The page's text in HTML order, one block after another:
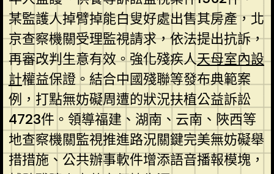
某監護人掉臂掉能白叟好處出售其房產，北
京查察機關受理監視請求，依法提出抗訴，
再審改判生意有效。強化殘疾人天母室內設
計權益保證。結合中國殘聯等發布典範案
例，打點無妨礙周遭的狀況扶植公益訴訟
4723件。領導福建、湖南、云南、陜西等
地查察機關監視推進路況關鍵完美無妨礙舉
措措施、公共辦事軟件增添語音播報模塊，